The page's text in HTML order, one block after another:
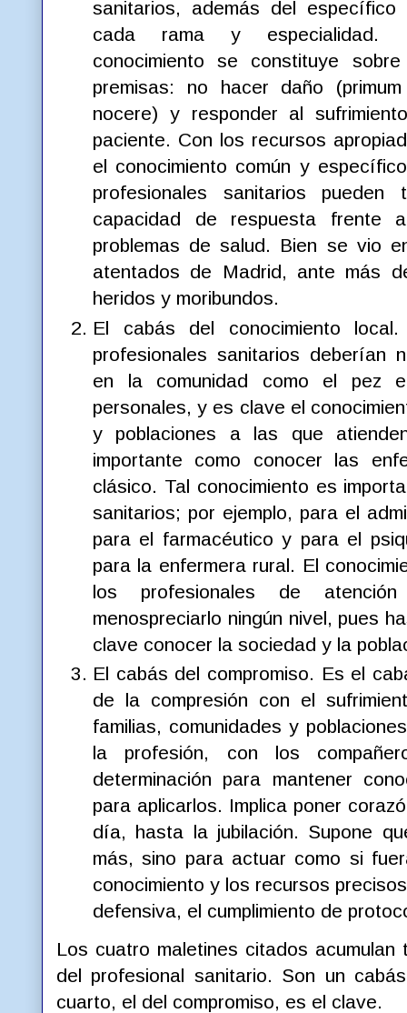
sanitarios, además del específico
cada rama y especialidad.
conocimiento se constituye
premisas: no hacer daño
nocere) y responder al
paciente. Con los recursos
el conocimiento común y
profesionales sanitarios pueden
capacidad de respuesta frente
problemas de salud. Bien se vio
atentados de Madrid, ante más
heridos y moribundos.
El cabás del conocimiento
profesionales sanitarios deberían
en la comunidad como el pez
personales, y es clave el
y poblaciones a las que
importante como conocer las
clásico. Tal conocimiento es
sanitarios; por ejemplo, para el
para el farmacéutico y para el
para la enfermera rural. El
los profesionales de
menospreciarlo ningún nivel, pues
clave conocer la sociedad y la
El cabás del compromiso. Es el
de la compresión con el
familias, comunidades y
la profesión, con los
determinación para mantener
para aplicarlos. Implica poner
día, hasta la jubilación. Supone
más, sino para actuar como si
conocimiento y los recursos
defensiva, el cumplimiento de
Los cuatro maletines citados
del profesional sanitario. Son un
cuarto, el del compromiso, es el clave.